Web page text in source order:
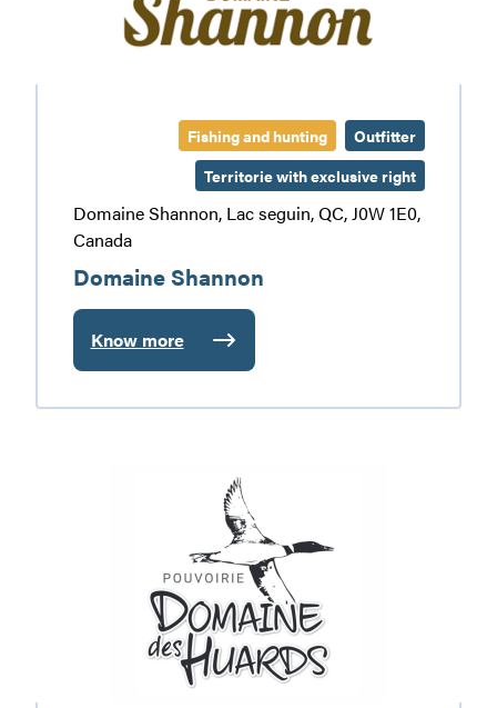
Fishing and hunting
Outfitter
Territorie with exclusive right
Domaine Shannon, Lac seguin, QC, J0W 1E0,
Canada
Domaine Shannon
Know more
:
Domaine
Shannon